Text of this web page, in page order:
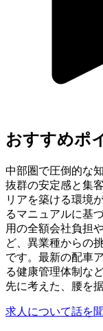
おすすめポ
中部圏で圧倒的な
抜群の安定感と集
リアを築ける環境
るマニュアルに基
用の全額会社負担
ど、異業種からの
です。最新の配車
る健康管理体制な
先に考えた、腰を
求人について話を